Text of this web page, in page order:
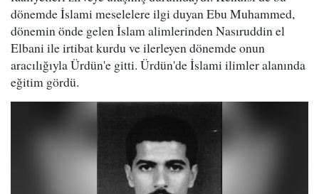
dönemde İslami meselelere ilgi duyan Ebu Muhammed,
dönemin önde gelen İslam alimlerinden Nasıruddin el
Elbani ile irtibat kurdu ve ilerleyen dönemde onun
aracılığıyla Ürdün'e gitti. Ürdün'de İslami ilimler alanında
eğitim gördü.